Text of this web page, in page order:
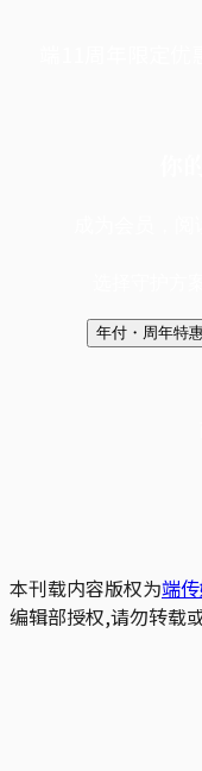
年付・周年特
本刊载内容版权为端
编辑部授权,请勿转载